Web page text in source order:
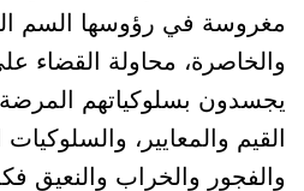
مغروسة في رؤوسها السم
والخاصرة، محاولة القضاء
يجسدون بسلوكياتهم المرضة
القيم والمعايير،
والفجور والخراب والنعيق